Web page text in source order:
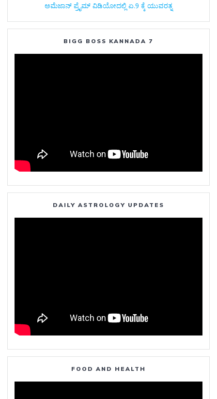
ಅಮೆಜಾನ್‌ ಪ್ರೈಮ್‌ ವಿಡಿಯೋದಲ್ಲಿ ಏ.9 ಕ್ಕೆ ಯುವರತ್ನ
BIGG BOSS KANNADA 7
DAILY ASTROLOGY UPDATES
FOOD AND HEALTH